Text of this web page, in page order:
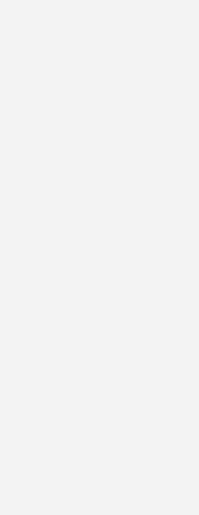
Kein Problem mit
erhalten Sie
und Neuigkeiten,
ins Postfach.
diesem Newsletter bin ich damit
und Online-Angebote